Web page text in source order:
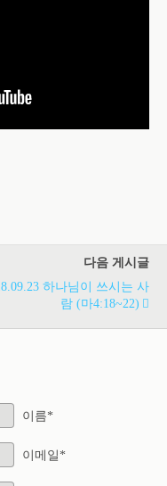
다음 게시글
하나님이 쓰시는 사
람 (마4:18~22)
이름*
이메일*